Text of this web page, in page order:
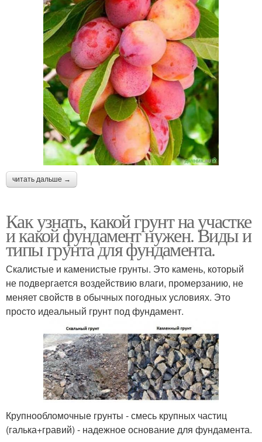
читать дальше →
Как узнать, какой грунт на участке
и какой фундамент нужен. Виды и
типы грунта для фундамента.
Скалистые и каменистые грунты. Это камень, который
не подвергается воздействию влаги, промерзанию, не
меняет свойств в обычных погодных условиях. Это
просто идеальный грунт под фундамент.
Крупнообломочные грунты - смесь крупных частиц
(галька+гравий) - надежное основание для фундамента.